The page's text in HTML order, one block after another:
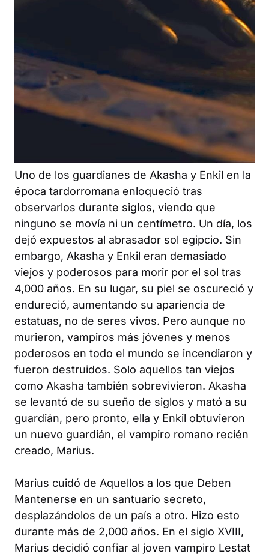
Uno de los guardianes de Akasha y Enkil en la
época tardorromana enloqueció tras
observarlos durante siglos, viendo que
ninguno se movía ni un centímetro. Un día, los
dejó expuestos al abrasador sol egipcio. Sin
embargo, Akasha y Enkil eran demasiado
viejos y poderosos para morir por el sol tras
4,000 años. En su lugar, su piel se oscureció y
endureció, aumentando su apariencia de
estatuas, no de seres vivos. Pero aunque no
murieron, vampiros más jóvenes y menos
poderosos en todo el mundo se incendiaron y
fueron destruidos. Solo aquellos tan viejos
como Akasha también sobrevivieron. Akasha
se levantó de su sueño de siglos y mató a su
guardián, pero pronto, ella y Enkil obtuvieron
un nuevo guardián, el vampiro romano recién
creado, Marius.
Marius cuidó de Aquellos a los que Deben
Mantenerse en un santuario secreto,
desplazándolos de un país a otro. Hizo esto
durante más de 2,000 años. En el siglo XVIII,
Marius decidió confiar al joven vampiro Lestat